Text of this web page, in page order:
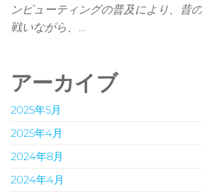
ンピューティングの普及により、昔
戦いながら、…
アーカイブ
2025年5月
2025年4月
2024年8月
2024年4月